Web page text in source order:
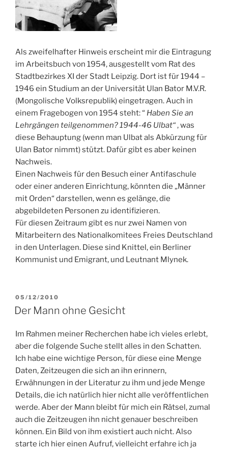
Als zweifelhafter Hinweis erscheint mir die Eintragung
im Arbeitsbuch von 1954, ausgestellt vom Rat des
Stadtbezirkes XI der Stadt Leipzig. Dort ist für 1944 –
1946 ein Studium an der Universität Ulan Bator M.V.R.
(Mongolische Volksrepublik) eingetragen. Auch in
einem Fragebogen von 1954 steht: “ Haben Sie an
Lehrgängen teilgenommen? 1944-46 Ulbat“, was
diese Behauptung (wenn man Ulbat als Abkürzung für
Ulan Bator nimmt) stützt. Dafür gibt es aber keinen
Nachweis.
Einen Nachweis für den Besuch einer Antifaschule
oder einer anderen Einrichtung, könnten die „Männer
mit Orden“ darstellen, wenn es gelänge, die
abgebildeten Personen zu identifizieren.
Für diesen Zeitraum gibt es nur zwei Namen von
Mitarbeitern des Nationalkomitees Freies Deutschland
in den Unterlagen. Diese sind Knittel, ein Berliner
Kommunist und Emigrant, und Leutnant Mlynek.
VERÖFFENTLICHT
AM
05/12/2010
Der Mann ohne Gesicht
Im Rahmen meiner Recherchen habe ich vieles erlebt,
aber die folgende Suche stellt alles in den Schatten.
Ich habe eine wichtige Person, für diese eine Menge
Daten, Zeitzeugen die sich an ihn erinnern,
Erwähnungen in der Literatur zu ihm und jede Menge
Details, die ich natürlich hier nicht alle veröffentlichen
werde. Aber der Mann bleibt für mich ein Rätsel, zumal
auch die Zeitzeugen ihn nicht genauer beschreiben
können. Ein Bild von ihm existiert auch nicht. Also
starte ich hier einen Aufruf, vielleicht erfahre ich ja